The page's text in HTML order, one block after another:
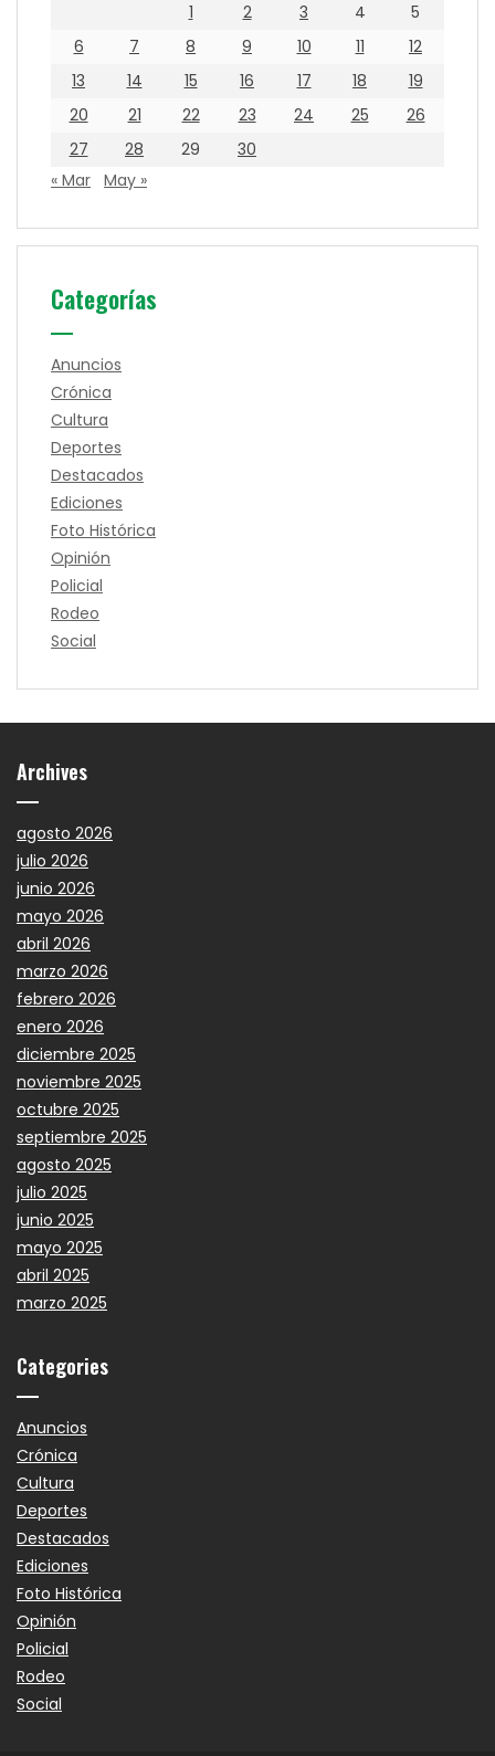
1
2 3 4
5
6
7 8 9 10 11
12
13
14 15 16 17 18
19
20
21 22 23 24 25
26
27
28 29
30
« Mar May »
Categorías
Anuncios
Crónica
Cultura
Deportes
Destacados
Ediciones
Foto Histórica
Opinión
Policial
Rodeo
Social
Archives
agosto 2026
julio 2026
junio 2026
mayo 2026
abril 2026
marzo 2026
febrero 2026
enero 2026
diciembre 2025
noviembre 2025
octubre 2025
septiembre 2025
agosto 2025
julio 2025
junio 2025
mayo 2025
abril 2025
marzo 2025
Categories
Anuncios
Crónica
Cultura
Deportes
Destacados
Ediciones
Foto Histórica
Opinión
Policial
Rodeo
Social